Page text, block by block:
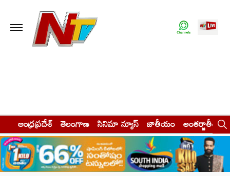
ఆంధ్రప్రదేశ్ తెలంగాణ సినిమా న్యూస్ జాతీయం అంతర్జాతీయం